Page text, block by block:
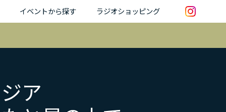
イベントから探す ラジオショッピング
ア